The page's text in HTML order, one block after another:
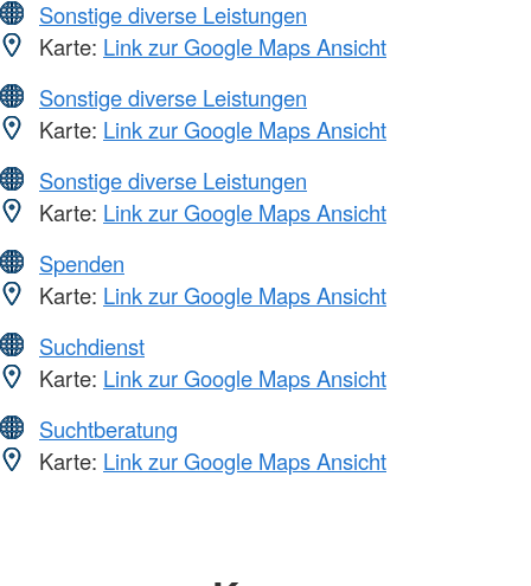
Sonstige diverse Leistungen
Karte: Link zur Google Maps Ansicht
Sonstige diverse Leistungen
Karte: Link zur Google Maps Ansicht
Sonstige diverse Leistungen
Karte: Link zur Google Maps Ansicht
Spenden
Karte: Link zur Google Maps Ansicht
Suchdienst
Karte: Link zur Google Maps Ansicht
Suchtberatung
Karte: Link zur Google Maps Ansicht